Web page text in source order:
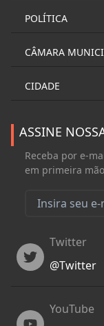
POLÍTICA
CÂMARA
CIDADE
ASSINE
Receba por e-
em primeira
Twitter
Twitter
@Twitter
YouTube